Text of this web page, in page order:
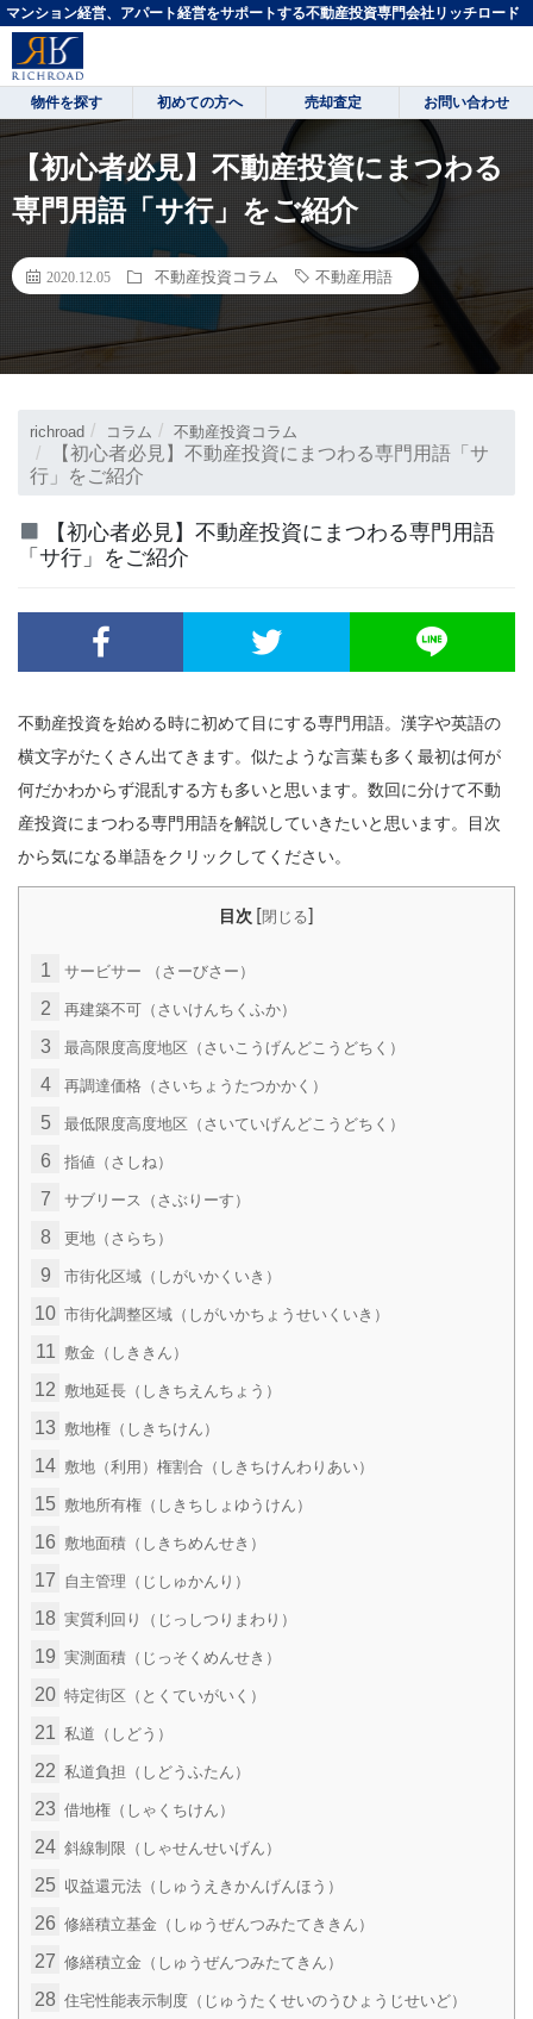
マンション経営、アパート経営をサポートする不動産投資専門会社リッチロード
物件を探す 初めての方へ 売却査定 お問い合わせ
【初心者必見】不動産投資にまつわる
専門用語「サ行」をご紹介
2020.12.05 不動産投資コラム 不動産用語
richroad コラム 不動産投資コラム
【初心者必見】不動産投資にまつわる専門用語「サ
行」をご紹介
【初心者必見】不動産投資にまつわる専門用語
「サ行」をご紹介
不動産投資を始める時に初めて目にする専門用語。漢字や英語の
横文字がたくさん出てきます。似たような言葉も多く最初は何が
何だかわからず混乱する方も多いと思います。数回に分けて不動
産投資にまつわる専門用語を解説していきたいと思います。目次
から気になる単語をクリックしてください。
目次 [閉じる]
1 サービサー （さーびさー）
2 再建築不可（さいけんちくふか）
3 最高限度高度地区（さいこうげんどこうどちく）
4 再調達価格（さいちょうたつかかく）
5 最低限度高度地区（さいていげんどこうどちく）
6 指値（さしね）
7 サブリース（さぶりーす）
8 更地（さらち）
9 市街化区域（しがいかくいき）
10 市街化調整区域（しがいかちょうせいくいき）
11 敷金（しききん）
12 敷地延長（しきちえんちょう）
13 敷地権（しきちけん）
14 敷地（利用）権割合（しきちけんわりあい）
15 敷地所有権（しきちしょゆうけん）
16 敷地面積（しきちめんせき）
17 自主管理（じしゅかんり）
18 実質利回り（じっしつりまわり）
19 実測面積（じっそくめんせき）
20 特定街区（とくていがいく）
21 私道（しどう）
22 私道負担（しどうふたん）
23 借地権（しゃくちけん）
24 斜線制限（しゃせんせいげん）
25 収益還元法（しゅうえきかんげんほう）
26 修繕積立基金（しゅうぜんつみたてききん）
27 修繕積立金（しゅうぜんつみたてきん）
28 住宅性能表示制度（じゅうたくせいのうひょうじせいど）